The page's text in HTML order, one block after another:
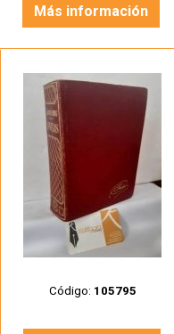
Más información
Código: 105795